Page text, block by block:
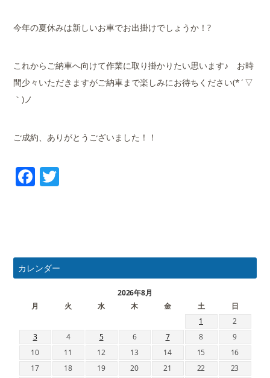
今年の夏休みは新しいお車でお出掛けでしょうか！?
これからご納車へ向けて作業に取り掛かりたい思います♪ お時
間少々いただきますがご納車まで楽しみにお待ちください(*´▽
｀)ノ
ご成約、ありがとうございました！！
Facebook
カレンダー
2026年8月
月
火 水 木 金 土
日
1
2
3
4 5 6 7 8
9
10
11 12 13 14 15
16
17
18 19 20 21 22 23